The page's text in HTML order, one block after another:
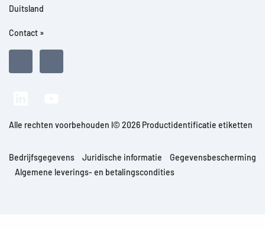
Duitsland
Contact »
Alle rechten voorbehouden l© 2026 Productidentificatie etiketten
Bedrijfsgegevens Juridische informatie
Gegevensbescherming
Algemene leverings- en betalingscondities